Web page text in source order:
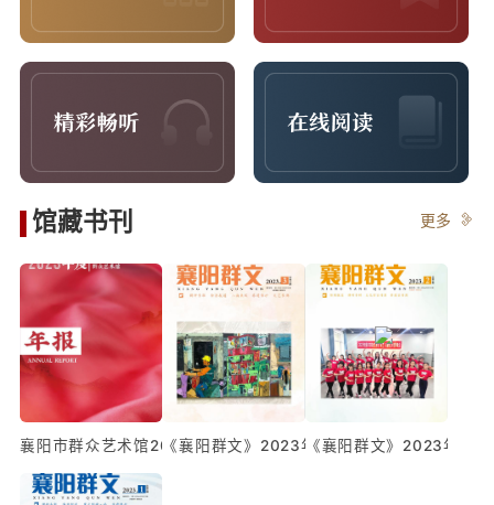
馆藏书刊 更多
襄阳市群众艺术馆2023年年报《襄阳群文》2023年第三期《襄阳群文》2023年第